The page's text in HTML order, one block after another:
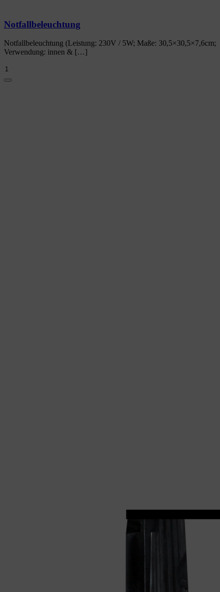
Notfallbeleuchtung
Notfallbeleuchtung (Leistung: 230V / 5W; Maße: 30,5×30,5×7,6cm;
Verwendung: innen & […]
Notfallbeleuchtung
Menge